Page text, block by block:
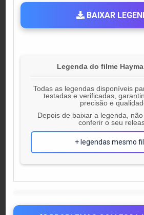
BAIXAR
Legenda do filme
Todas as legendas disponíveis
testadas e verificadas,
precisão e
Depois de baixar a legenda,
conferir o seu
+ legendas mesmo